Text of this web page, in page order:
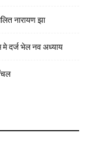
नारायण झा
मे दर्ज भेल नव अध्याय